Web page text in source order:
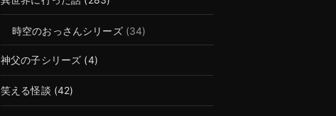
時空のおっさんシリーズ(34)
神父の子シリーズ (4)
笑える怪談 (42)